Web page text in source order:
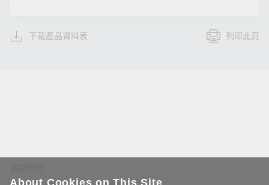
下載產品資料表 列印此頁
About Cookies on This Site